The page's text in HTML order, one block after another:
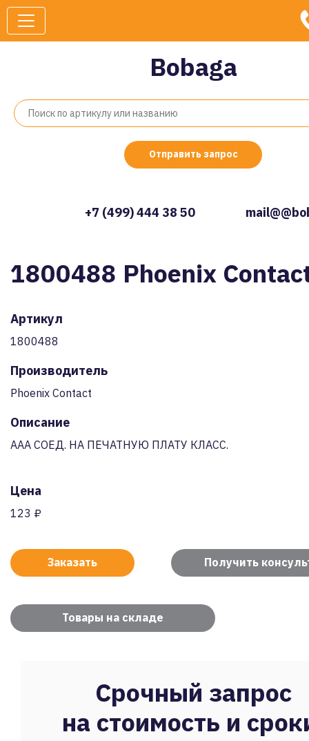
Bobaga
Отправить запрос
+7 (499) 444 38 50
1800488 Phoenix
Артикул
1800488
Производитель
Phoenix Contact
Описание
AAA СОЕД. НА ПЕЧАТНУЮ ПЛАТУ КЛАСС.
Цена
123 ₽
Заказать Получить
Товары на складе
Срочный запрос
на стоимость и